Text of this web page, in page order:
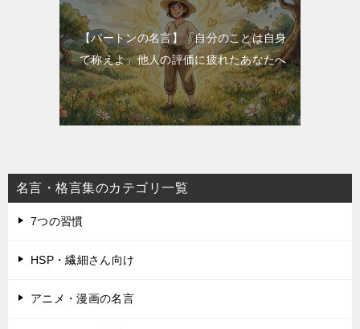
【バートンの名言】「自分のことは自身
で称えよ」他人の評価に疲れたあなたへ
名言・格言集のカテゴリ一覧
7つの習慣
HSP・繊細さん向け
アニメ・漫画の名言